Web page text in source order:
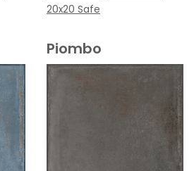
20x20 Safe
Piombo